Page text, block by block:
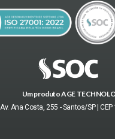
Um produto AGE
Av. Ana Costa, 255 - Santos/SP | CEP